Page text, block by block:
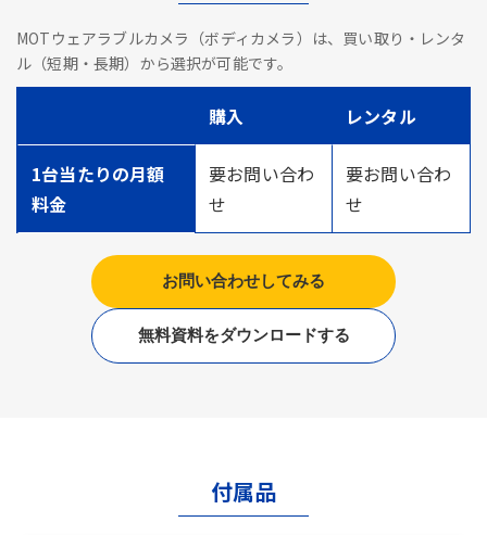
MOTウェアラブルカメラ（ボディカメラ）は、買い取り・レンタ
ル（短期・長期）から選択が可能です。
購入 レンタル
1台当たりの月額
料金
要お問い合わ
せ
要お問い合わ
せ
お問い合わせしてみる
無料資料をダウンロードする
付属品